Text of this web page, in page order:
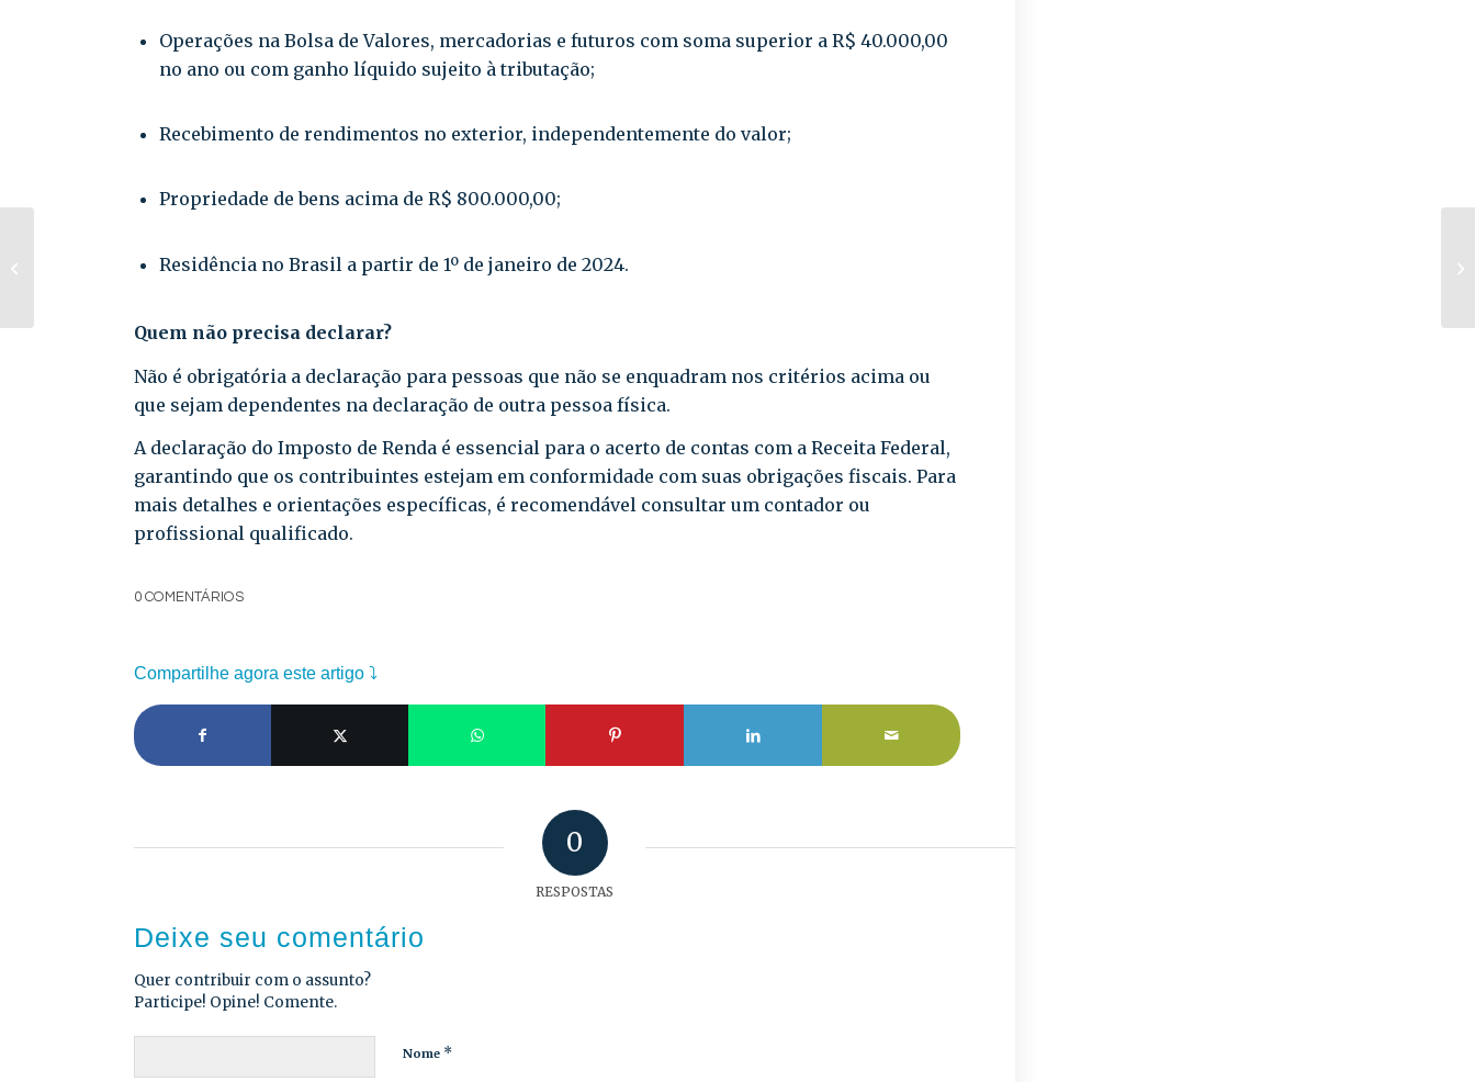
Operações na Bolsa de Valores, mercadorias e futuros com soma superior a R$ 40.000,00
no ano ou com ganho líquido sujeito à tributação;
Recebimento de rendimentos no exterior, independentemente do valor;
Propriedade de bens acima de R$ 800.000,00;
Residência no Brasil a partir de 1º de janeiro de 2024.
Quem não precisa declarar?
Não é obrigatória a declaração para pessoas que não se enquadram nos critérios acima ou
que sejam dependentes na declaração de outra pessoa física.
A declaração do Imposto de Renda é essencial para o acerto de contas com a Receita Federal,
garantindo que os contribuintes estejam em conformidade com suas obrigações fiscais. Para
mais detalhes e orientações específicas, é recomendável consultar um contador ou
profissional qualificado.
0 COMENTÁRIOS
Compartilhe agora este artigo ⤵
0
RESPOSTAS
Deixe seu comentário
Quer contribuir com o assunto?
Participe! Opine! Comente.
Nome *
2024.001: veja as